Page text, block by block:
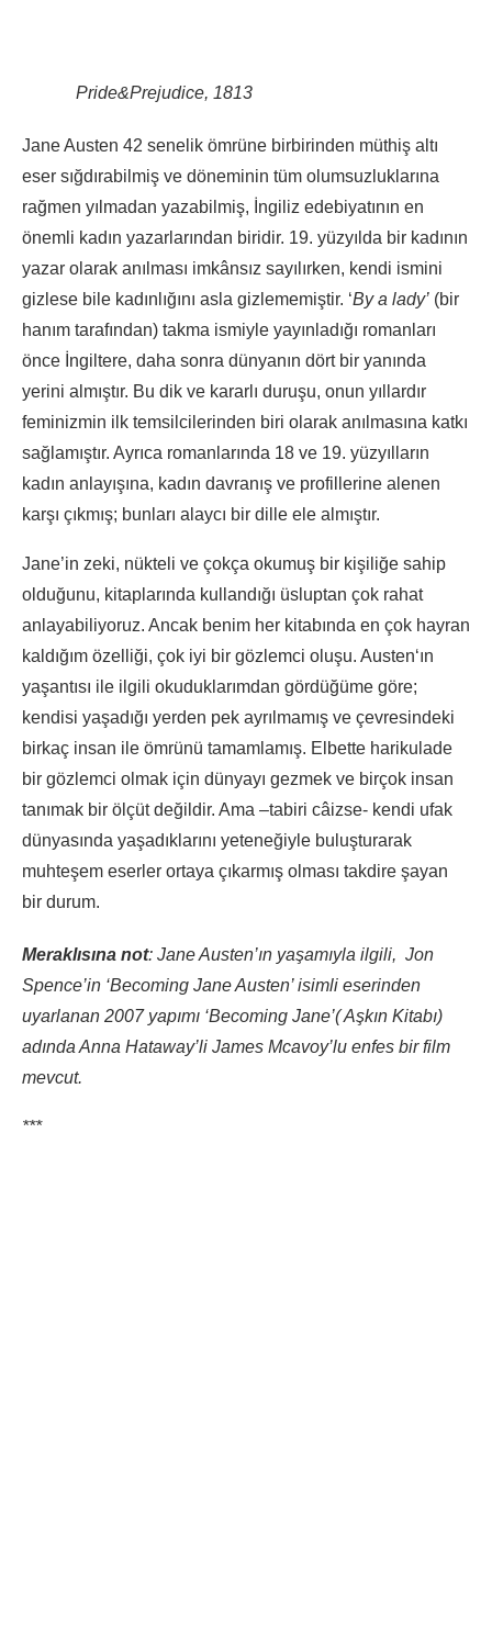
Pride&Prejudice, 1813
Jane Austen 42 senelik ömrüne birbirinden müthiş altı
eser sığdırabilmiş ve döneminin tüm olumsuzluklarına
rağmen yılmadan yazabilmiş, İngiliz edebiyatının en
önemli kadın yazarlarından biridir. 19. yüzyılda bir kadının
yazar olarak anılması imkânsız sayılırken, kendi ismini
gizlese bile kadınlığını asla gizlememiştir. ‘By a lady’ (bir
hanım tarafından) takma ismiyle yayınladığı romanları
önce İngiltere, daha sonra dünyanın dört bir yanında
yerini almıştır. Bu dik ve kararlı duruşu, onun yıllardır
feminizmin ilk temsilcilerinden biri olarak anılmasına katkı
sağlamıştır. Ayrıca romanlarında 18 ve 19. yüzyılların
kadın anlayışına, kadın davranış ve profillerine alenen
karşı çıkmış; bunları alaycı bir dille ele almıştır.
Jane’in zeki, nükteli ve çokça okumuş bir kişiliğe sahip
olduğunu, kitaplarında kullandığı üsluptan çok rahat
anlayabiliyoruz. Ancak benim her kitabında en çok hayran
kaldığım özelliği, çok iyi bir gözlemci oluşu. Austen‘ın
yaşantısı ile ilgili okuduklarımdan gördüğüme göre;
kendisi yaşadığı yerden pek ayrılmamış ve çevresindeki
birkaç insan ile ömrünü tamamlamış. Elbette harikulade
bir gözlemci olmak için dünyayı gezmek ve birçok insan
tanımak bir ölçüt değildir. Ama –tabiri câizse- kendi ufak
dünyasında yaşadıklarını yeteneğiyle buluşturarak
muhteşem eserler ortaya çıkarmış olması takdire şayan
bir durum.
Meraklısına not: Jane Austen’ın yaşamıyla ilgili, Jon
Spence’in ‘Becoming Jane Austen’ isimli eserinden
uyarlanan 2007 yapımı ‘Becoming Jane’( Aşkın Kitabı)
adında Anna Hataway’li James Mcavoy’lu enfes bir film
mevcut.
***